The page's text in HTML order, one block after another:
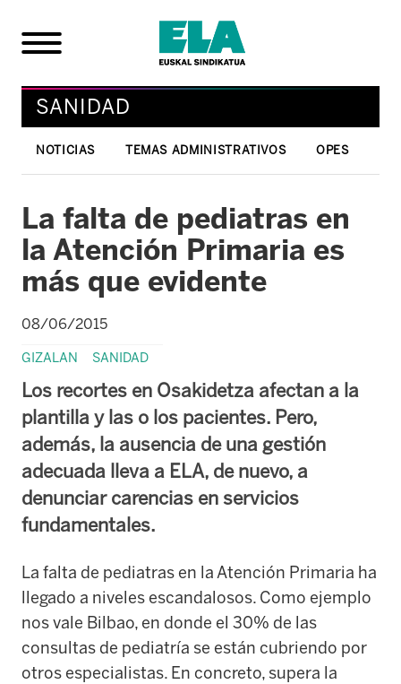
SANIDAD
NOTICIAS TEMAS ADMINISTRATIVOS OPES
La falta de pediatras en
la Atención Primaria es
más que evidente
08/06/2015
GIZALAN SANIDAD
Los recortes en Osakidetza afectan a la
plantilla y las o los pacientes. Pero,
además, la ausencia de una gestión
adecuada lleva a ELA, de nuevo, a
denunciar carencias en servicios
fundamentales.
La falta de pediatras en la Atención Primaria ha
llegado a niveles escandalosos. Como ejemplo
nos vale Bilbao, en donde el 30% de las
consultas de pediatría se están cubriendo por
otros especialistas. En concreto, supera la